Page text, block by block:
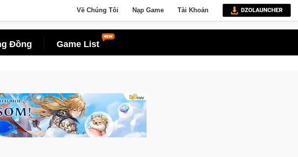
Về Chúng Tôi Nạp Game Tài Khoản
Đồng Game List
Online